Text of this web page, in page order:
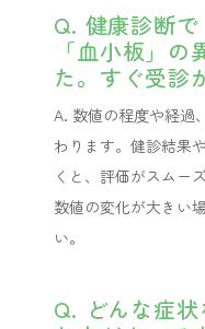
Q. 健康診断で
「血小板」
た。すぐ受診
A. 数値の程度や経過
わります。健診結果
くと、評価がスムー
数値の変化が大きい
い。
Q. どんな症